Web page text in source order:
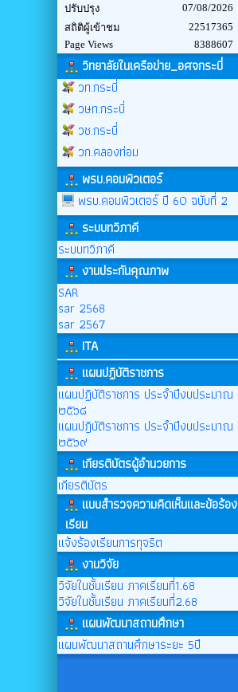
ปรับปรุง
07/08/2026
สถิติผู้เข้าชม
22517365
Page Views
8388607
วิทยาลัยในเครือข่าย_อศจกระบี่
วท.กระบี่
วษท.กระบี่
วช.กระบี่
วก.คลองท่อม
พรบ.คอมพิวเตอร์
พรบ.คอมพิวเตอร์ ปี 60 ฉบับที่ 2
ระบบทวิภาคี
ระบบทวิภาคี
งานประกันคุณภาพ
SAR
sar 2568
sar 2567
ITA
แผนปฏิบัติราชการ
แผนปฏิบัติราชการ ประจำปีงบประมาณ
๒๕๖๘
แผนปฎิบัติราชการ ประจำปีงบประมาณ
๒๕๖๙
เกียรติบัตรผู้อำนวยการ
เกียรติบัตร
แบบสำรวจความคิดเห็นและข้อร้อง
เรียน
แจ้งร้องเรียนการทุจริต
งานวิจัย
วิจัยในชั้นเรียน ภาคเรียนที่1.68
วิจัยในชั้นเรียน ภาคเรียนที่2.68
แผนพัฒนาสถานศึกษา
แผนพัฒนาสถานศึกษาระยะ 5ปี